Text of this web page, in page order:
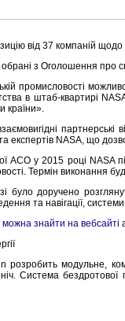
від 37 компаній
обрані з Оголошення про
промисловості
в штаб-квартирі
країни».
NASA, що
ACO у 2015 році NASA
Термін виконання
було доручено
та навігації,
можна знайти на вебсайті
розробить модульне,
Система бездротової